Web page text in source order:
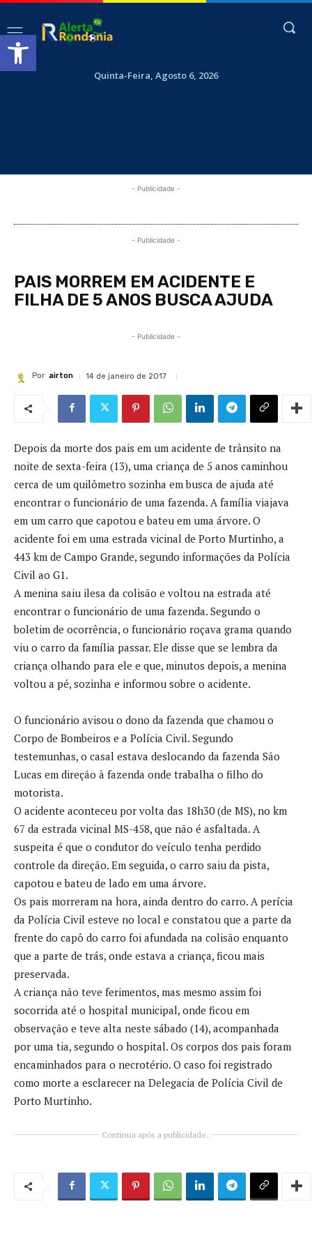
Abrir a barra de ferramentas
Quinta-Feira, Agosto 6, 2026
- Publicidade -
- Publicidade -
PAIS MORREM EM ACIDENTE E
FILHA DE 5 ANOS BUSCA AJUDA
- Publicidade -
Por airton 14 de janeiro de 2017
Depois da morte dos pais em um acidente de trânsito na
noite de sexta-feira (13), uma criança de 5 anos caminhou
cerca de um quilômetro sozinha em busca de ajuda até
encontrar o funcionário de uma fazenda. A família viajava
em um carro que capotou e bateu em uma árvore. O
acidente foi em uma estrada vicinal de Porto Murtinho, a
443 km de Campo Grande, segundo informações da Polícia
Civil ao G1.
A menina saiu ilesa da colisão e voltou na estrada até
encontrar o funcionário de uma fazenda. Segundo o
boletim de ocorrência, o funcionário roçava grama quando
viu o carro da família passar. Ele disse que se lembra da
criança olhando para ele e que, minutos depois, a menina
voltou a pé, sozinha e informou sobre o acidente.
O funcionário avisou o dono da fazenda que chamou o
Corpo de Bombeiros e a Polícia Civil. Segundo
testemunhas, o casal estava deslocando da fazenda São
Lucas em direção à fazenda onde trabalha o filho do
motorista.
O acidente aconteceu por volta das 18h30 (de MS), no km
67 da estrada vicinal MS-458, que não é asfaltada. A
suspeita é que o condutor do veículo tenha perdido
controle da direção. Em seguida, o carro saiu da pista,
capotou e bateu de lado em uma árvore.
Os pais morreram na hora, ainda dentro do carro. A perícia
da Polícia Civil esteve no local e constatou que a parte da
frente do capô do carro foi afundada na colisão enquanto
que a parte de trás, onde estava a criança, ficou mais
preservada.
A criança não teve ferimentos, mas mesmo assim foi
socorrida até o hospital municipal, onde ficou em
observação e teve alta neste sábado (14), acompanhada
por uma tia, segundo o hospital. Os corpos dos pais foram
encaminhados para o necrotério. O caso foi registrado
como morte a esclarecer na Delegacia de Polícia Civil de
Porto Murtinho.
Continua após a publicidade..